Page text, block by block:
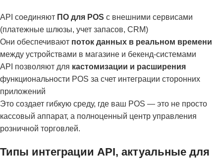
API соединяют ПО для POS с внешними сервисами
(платежные шлюзы, учет запасов, CRM)
Они обеспечивают поток данных в реальном времени
между устройствами в магазине и бекенд-системами
API позволяют для кастомизации и расширения
функциональности POS за счет интеграции сторонних
приложений
Это создает гибкую среду, где ваш POS — это не просто
кассовый аппарат, а полноценный центр управления
розничной торговлей.
Типы интеграции API, актуальные для